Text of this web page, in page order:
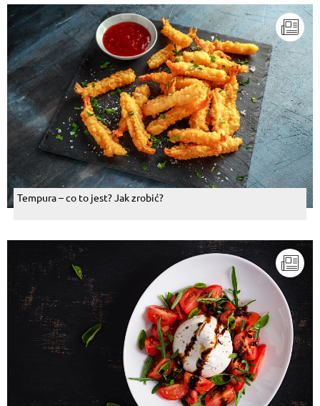
Tempura – co to jest? Jak zrobić?